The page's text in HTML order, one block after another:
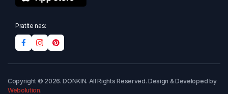
Pratite nas:
Copyright © 2026. DONKIN. All Rights Reserved. Design & Developed by
Webolution.